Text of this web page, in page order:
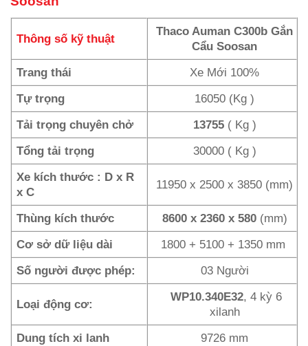
Thông số kỹ thuật
Thaco Auman C300b Gắn
Cẩu Soosan
Trang thái
Xe Mới 100%
Tự trọng
16050 (Kg )
Tải trọng chuyên chở
13755 ( Kg )
Tổng tải trọng
30000 ( Kg )
Xe kích thước : D x R
x C
11950 x 2500 x 3850 (mm)
Thùng kích thước 8600 x 2360 x 580 (mm)
Cơ sở dữ liệu dài
1800 + 5100 + 1350 mm
Số người được phép:
03 Người
Loại động cơ:
WP10.340E32, 4 kỳ 6
xilanh
Dung tích xi lanh
9726 mm